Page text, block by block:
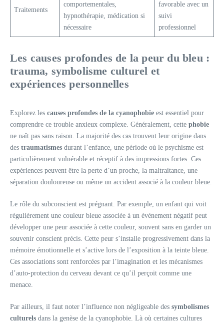
Traitements
comportementales,
hypnothérapie, médication si
nécessaire
favorable avec un
suivi
professionnel
Les causes profondes de la peur du bleu :
trauma, symbolisme culturel et
expériences personnelles
Explorez les causes profondes de la cyanophobie est essentiel pour
comprendre ce trouble anxieux complexe. Généralement, cette phobie
ne naît pas sans raison. La majorité des cas trouvent leur origine dans
des traumatismes durant l’enfance, une période où le psychisme est
particulièrement vulnérable et réceptif à des impressions fortes. Ces
expériences peuvent être la perte d’un proche, la maltraitance, une
séparation douloureuse ou même un accident associé à la couleur bleue.
Le rôle du subconscient est prégnant. Par exemple, un enfant qui voit
régulièrement une couleur bleue associée à un événement négatif peut
développer une peur associée à cette couleur, souvent sans en garder un
souvenir conscient précis. Cette peur s’installe progressivement dans la
mémoire émotionnelle et s’active lors de l’exposition à la teinte bleue.
Ces associations sont renforcées par l’imagination et les mécanismes
d’auto-protection du cerveau devant ce qu’il perçoit comme une
menace.
Par ailleurs, il faut noter l’influence non négligeable des symbolismes
culturels dans la genèse de la cyanophobie. Là où certaines cultures